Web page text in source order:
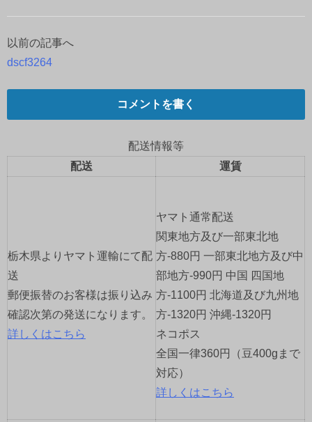
投
ョ
ン
以前の記事へ
dscf3264
コメントを書く
配送情報等
配送
運賃
栃木県よりヤマト運輸にて配
送
郵便振替のお客様は振り込み
確認次第の発送になります。
詳しくはこちら
ヤマト通常配送
関東地方及び一部東北地
方-880円 一部東北地方及び中
部地方-990円 中国 四国地
方-1100円 北海道及び九州地
方-1320円 沖縄-1320円
ネコポス
全国一律360円（豆400gまで
対応）
詳しくはこちら